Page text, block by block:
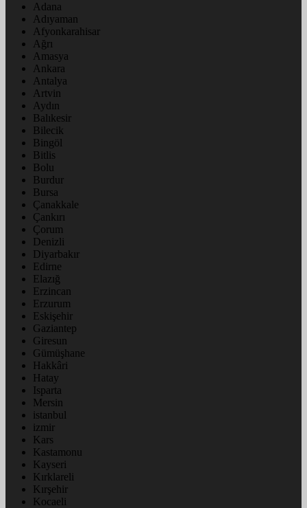
Adana
Adıyaman
Afyonkarahisar
Ağrı
Amasya
Ankara
Antalya
Artvin
Aydın
Balıkesir
Bilecik
Bingöl
Bitlis
Bolu
Burdur
Bursa
Çanakkale
Çankırı
Çorum
Denizli
Diyarbakır
Edirne
Elazığ
Erzincan
Erzurum
Eskişehir
Gaziantep
Giresun
Gümüşhane
Hakkâri
Hatay
Isparta
Mersin
istanbul
izmir
Kars
Kastamonu
Kayseri
Kırklareli
Kırşehir
Kocaeli